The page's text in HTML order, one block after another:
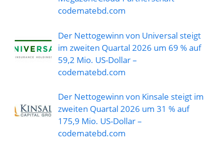
codematebd.com
Der Nettogewinn von Universal steigt
im zweiten Quartal 2026 um 69 % auf
59,2 Mio. US-Dollar –
codematebd.com
Der Nettogewinn von Kinsale steigt im
zweiten Quartal 2026 um 31 % auf
175,9 Mio. US-Dollar –
codematebd.com